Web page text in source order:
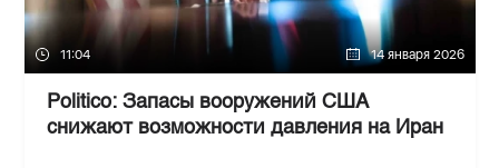
11:04 14 января 2026
Politico: Запасы вооружений США
снижают возможности давления на Иран